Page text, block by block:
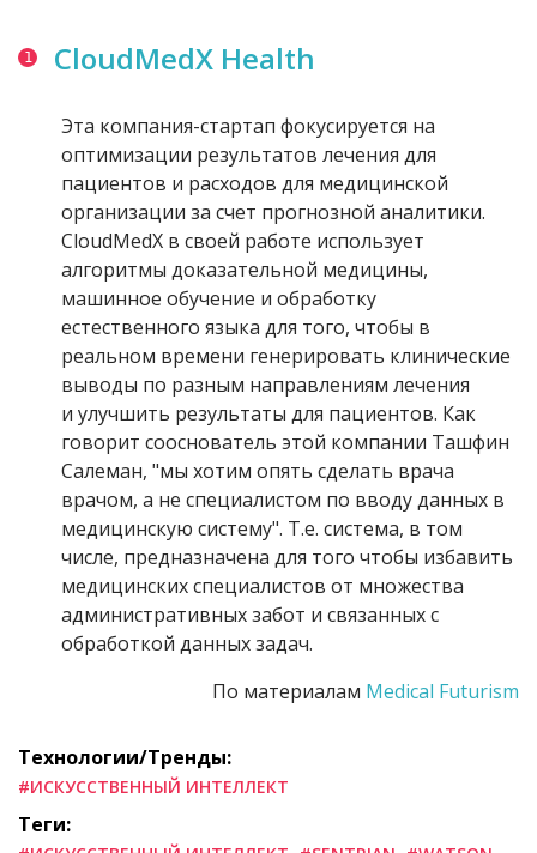
CloudMedX Health
Эта компания-стартап фокусируется на
оптимизации результатов лечения для
пациентов и расходов для медицинской
организации за счет прогнозной аналитики.
CloudMedX в своей работе использует
алгоритмы доказательной медицины,
машинное обучение и обработку
естественного языка для того, чтобы в
реальном времени генерировать клинические
выводы по разным направлениям лечения
и улучшить результаты для пациентов. Как
говорит сооснователь этой компании Ташфин
Салеман, "мы хотим опять сделать врача
врачом, а не специалистом по вводу данных в
медицинскую систему". Т.е. система, в том
числе, предназначена для того чтобы избавить
медицинских специалистов от множества
административных забот и связанных с
обработкой данных задач.
По материалам Medical Futurism
Технологии/Тренды:
#ИСКУССТВЕННЫЙ ИНТЕЛЛЕКТ
Теги: